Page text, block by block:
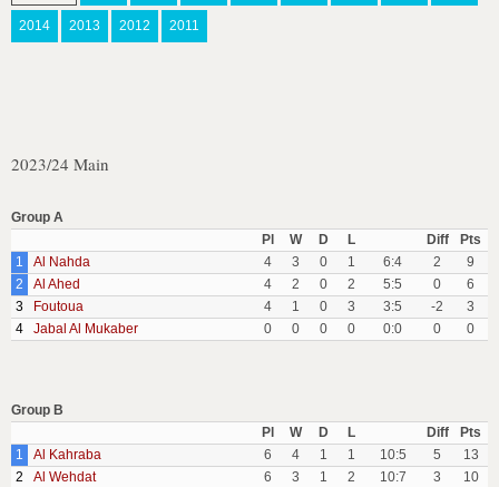
2014 2013 2012 2011
2023/24 Main
Group A
Pl
W D L Diff
Pts
1
Al Nahda 4 3 0 1 6:4 2
9
2
Al Ahed 4 2 0 2 5:5 0
6
3
Foutoua 4 1 0 3 3:5 -2
3
4
Jabal Al Mukaber 0 0 0 0 0:0 0 0
Group B
Pl
W D L Diff
Pts
1
Al Kahraba 6 4 1 1 10:5 5
13
2
Al Wehdat 6 3 1 2 10:7 3
10